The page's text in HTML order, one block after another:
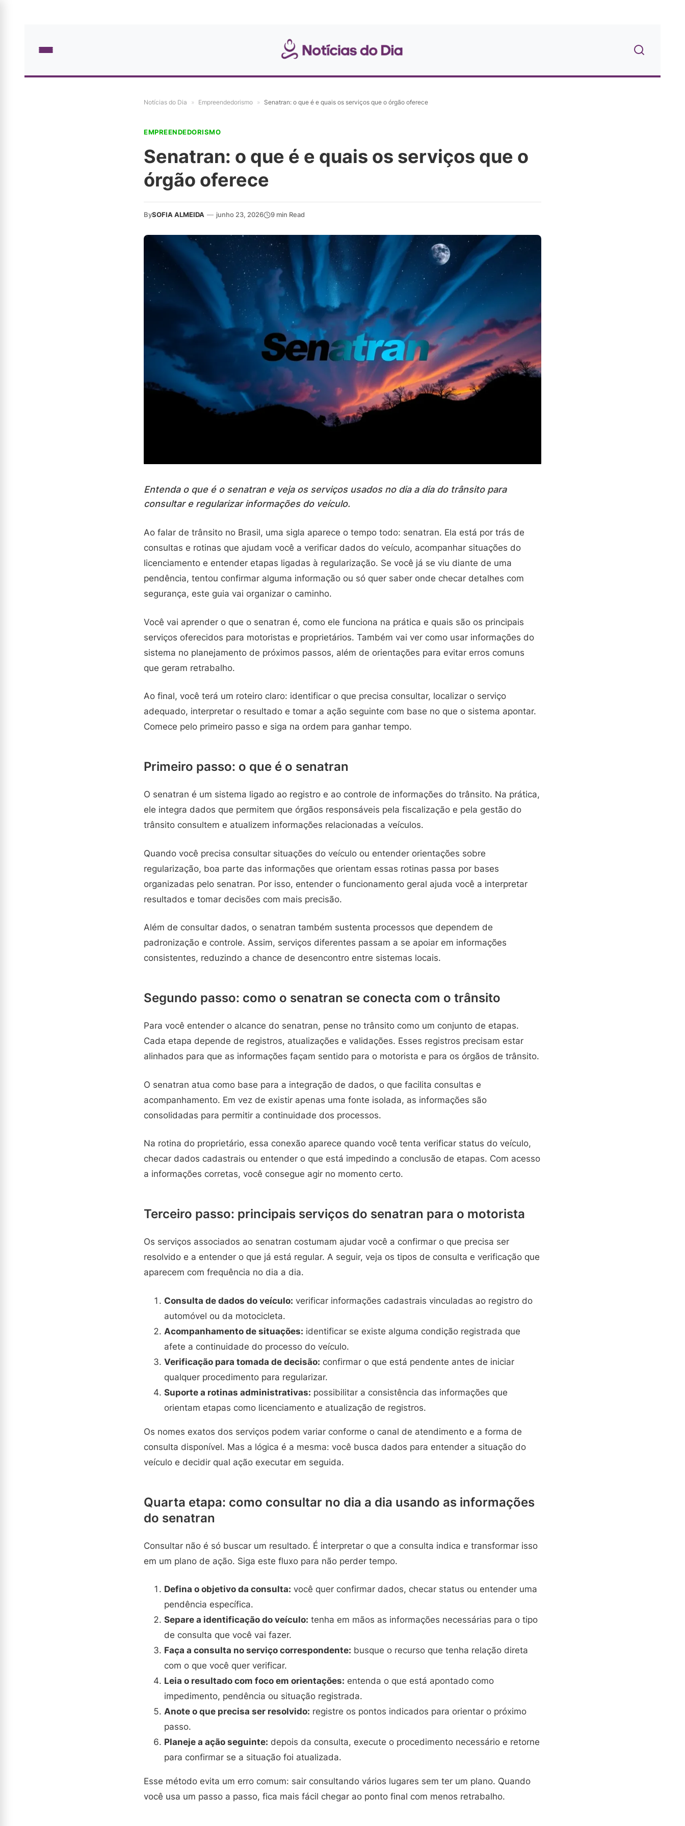
Notícias do Dia » Empreendedorismo » Senatran: o que é e quais os serviços que o órgão oferece
EMPREENDEDORISMO
Senatran: o que é e quais os serviços que o
órgão oferece
BySOFIA ALMEIDA — junho 23, 2026 9 min Read
Entenda o que é o senatran e veja os serviços usados no dia a dia do trânsito para
consultar e regularizar informações do veículo.
Ao falar de trânsito no Brasil, uma sigla aparece o tempo todo: senatran. Ela está por trás de
consultas e rotinas que ajudam você a verificar dados do veículo, acompanhar situações do
licenciamento e entender etapas ligadas à regularização. Se você já se viu diante de uma
pendência, tentou confirmar alguma informação ou só quer saber onde checar detalhes com
segurança, este guia vai organizar o caminho.
Você vai aprender o que o senatran é, como ele funciona na prática e quais são os principais
serviços oferecidos para motoristas e proprietários. Também vai ver como usar informações do
sistema no planejamento de próximos passos, além de orientações para evitar erros comuns
que geram retrabalho.
Ao final, você terá um roteiro claro: identificar o que precisa consultar, localizar o serviço
adequado, interpretar o resultado e tomar a ação seguinte com base no que o sistema apontar.
Comece pelo primeiro passo e siga na ordem para ganhar tempo.
Primeiro passo: o que é o senatran
O senatran é um sistema ligado ao registro e ao controle de informações do trânsito. Na prática,
ele integra dados que permitem que órgãos responsáveis pela fiscalização e pela gestão do
trânsito consultem e atualizem informações relacionadas a veículos.
Quando você precisa consultar situações do veículo ou entender orientações sobre
regularização, boa parte das informações que orientam essas rotinas passa por bases
organizadas pelo senatran. Por isso, entender o funcionamento geral ajuda você a interpretar
resultados e tomar decisões com mais precisão.
Além de consultar dados, o senatran também sustenta processos que dependem de
padronização e controle. Assim, serviços diferentes passam a se apoiar em informações
consistentes, reduzindo a chance de desencontro entre sistemas locais.
Segundo passo: como o senatran se conecta com o trânsito
Para você entender o alcance do senatran, pense no trânsito como um conjunto de etapas.
Cada etapa depende de registros, atualizações e validações. Esses registros precisam estar
alinhados para que as informações façam sentido para o motorista e para os órgãos de trânsito.
O senatran atua como base para a integração de dados, o que facilita consultas e
acompanhamento. Em vez de existir apenas uma fonte isolada, as informações são
consolidadas para permitir a continuidade dos processos.
Na rotina do proprietário, essa conexão aparece quando você tenta verificar status do veículo,
checar dados cadastrais ou entender o que está impedindo a conclusão de etapas. Com acesso
a informações corretas, você consegue agir no momento certo.
Terceiro passo: principais serviços do senatran para o motorista
Os serviços associados ao senatran costumam ajudar você a confirmar o que precisa ser
resolvido e a entender o que já está regular. A seguir, veja os tipos de consulta e verificação que
aparecem com frequência no dia a dia.
Consulta de dados do veículo: verificar informações cadastrais vinculadas ao registro do
automóvel ou da motocicleta.
Acompanhamento de situações: identificar se existe alguma condição registrada que
afete a continuidade do processo do veículo.
Verificação para tomada de decisão: confirmar o que está pendente antes de iniciar
qualquer procedimento para regularizar.
Suporte a rotinas administrativas: possibilitar a consistência das informações que
orientam etapas como licenciamento e atualização de registros.
Os nomes exatos dos serviços podem variar conforme o canal de atendimento e a forma de
consulta disponível. Mas a lógica é a mesma: você busca dados para entender a situação do
veículo e decidir qual ação executar em seguida.
Quarta etapa: como consultar no dia a dia usando as informações
do senatran
Consultar não é só buscar um resultado. É interpretar o que a consulta indica e transformar isso
em um plano de ação. Siga este fluxo para não perder tempo.
Defina o objetivo da consulta: você quer confirmar dados, checar status ou entender uma
pendência específica.
Separe a identificação do veículo: tenha em mãos as informações necessárias para o tipo
de consulta que você vai fazer.
Faça a consulta no serviço correspondente: busque o recurso que tenha relação direta
com o que você quer verificar.
Leia o resultado com foco em orientações: entenda o que está apontado como
impedimento, pendência ou situação registrada.
Anote o que precisa ser resolvido: registre os pontos indicados para orientar o próximo
passo.
Planeje a ação seguinte: depois da consulta, execute o procedimento necessário e retorne
para confirmar se a situação foi atualizada.
Esse método evita um erro comum: sair consultando vários lugares sem ter um plano. Quando
você usa um passo a passo, fica mais fácil chegar ao ponto final com menos retrabalho.